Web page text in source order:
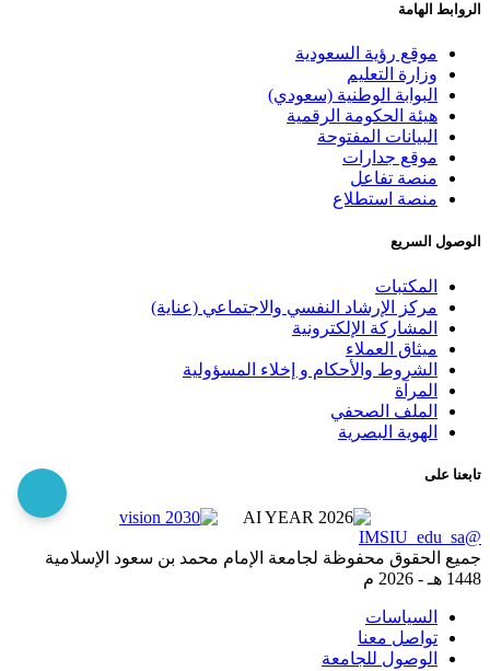
الروابط الهامة
موقع رؤية السعودية
وزارة التعليم
البوابة الوطنية (سعودي)
هيئة الحكومة الرقمية
البيانات المفتوحة
موقع جدارات
منصة تفاعل
منصة استطلاع
الوصول السريع
المكتبات
مركز الإرشاد النفسي والاجتماعي (عناية)
المشاركة الإلكترونية
ميثاق العملاء
الشروط والأحكام و إخلاء المسؤولية
المرآة
الملف الصحفي
الهوية البصرية
تابعنا على
@IMSIU_edu_sa
جميع الحقوق محفوظة لجامعة الإمام محمد بن سعود الإسلامية
1448 هـ -
2026 م
السياسات
تواصل معنا
الوصول للجامعة